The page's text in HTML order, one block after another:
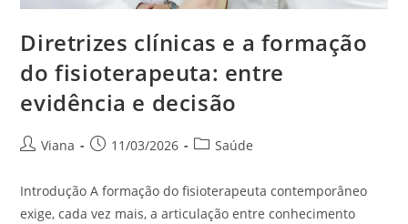
Diretrizes clínicas e a formação
do fisioterapeuta: entre
evidência e decisão
Viana 11/03/2026 Saúde
Introdução A formação do fisioterapeuta contemporâneo
exige, cada vez mais, a articulação entre conhecimento